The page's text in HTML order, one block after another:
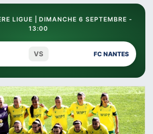
LIGUE | DIMANCHE 6 SEPTEMBRE -
13:00
VS FC NANTES